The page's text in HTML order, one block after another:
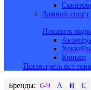
Зимний спорт
Показать
Коньки
Посмотреть все
0-9 A B C